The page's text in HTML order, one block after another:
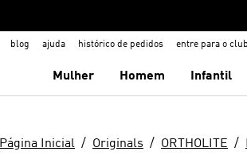
blog ajuda histórico de pedidos entre para o
Mulher Homem Infantil
Página Inicial Originals ORTHOLITE